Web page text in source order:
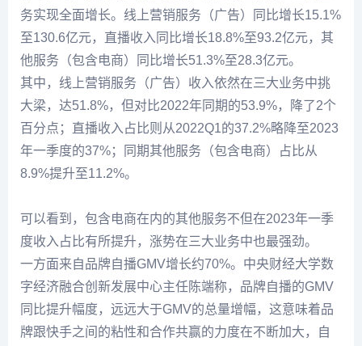
务实现全面增长。线上营销服务（广告）同比增长15.1%
至130.6亿元，直播收入同比增长18.8%至93.2亿元，其
他服务（包含电商）同比增长51.3%至28.3亿元。
其中，线上营销服务（广告）收入依然在三大业务中挑
大梁，达51.8%，但对比2022年同期的53.9%，降了2个
百分点；直播收入占比则从2022Q1的37.2%略降至2023
年一季度的37%；同期其他服务（包含电商）占比从
8.9%提升至11.2%。
可以看到，包含电商在内的其他服务不但在2023年一季
度收入占比有所提升，涨势在三大业务中也最强劲。
一方面来自品牌自播GMV增长约70%。中央财经大学数
字经济融合创新发展中心主任陈端称，品牌自播的GMV
同比提升幅度，远远大于GMV的总量增幅，这意味着品
牌跟快手之间的粘性和合作共赢的力度在不断加大，自